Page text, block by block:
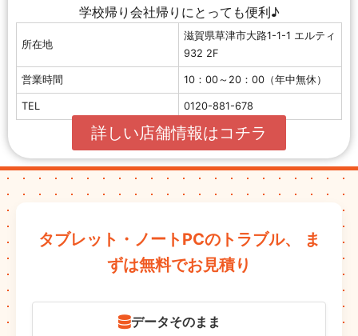
学校帰り会社帰りにとっても便利♪
所在地
滋賀県草津市大路1-1-1 エルティ
932 2F
営業時間 10：00～20：00（年中無休）
TEL 0120-881-678
詳しい店舗情報はコチラ
タブレット・ノートPCのトラブル、
ま
ずは無料でお見積り
データそのまま